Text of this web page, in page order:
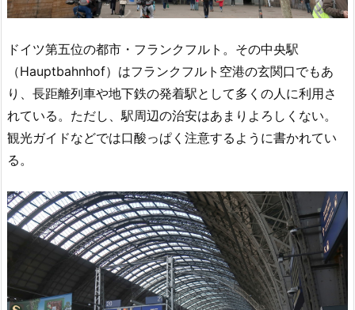
ドイツ第五位の都市・フランクフルト。その中央駅
（Hauptbahnhof）はフランクフルト空港の玄関口でもあ
り、長距離列車や地下鉄の発着駅として多くの人に利用さ
れている。ただし、駅周辺の治安はあまりよろしくない。
観光ガイドなどでは口酸っぱく注意するように書かれてい
る。